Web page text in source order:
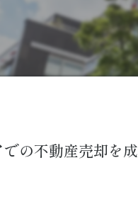
の不動産売却を